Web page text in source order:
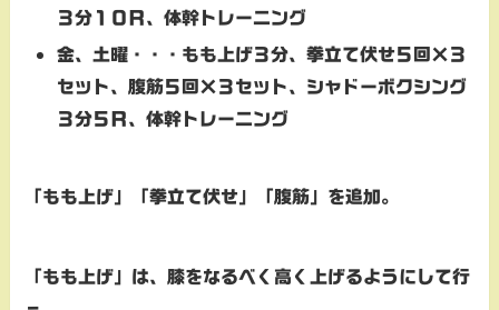
３分１０Ｒ、体幹トレーニング
金、土曜・・・もも上げ３分、拳立て伏せ５回×３
セット、腹筋５回×３セット、シャドーボクシング
３分５Ｒ、体幹トレーニング
「もも上げ」「拳立て伏せ」「腹筋」を追加。
「もも上げ」は、膝をなるべく高く上げるようにして行